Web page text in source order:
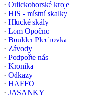
· Orlickohorské kroje
· HIS - místní skalky
· Hlucké skály
· Lom Opočno
· Boulder Plechovka
· Závody
· Podpořte nás
· Kronika
· Odkazy
· HAFFO
· JASANKY